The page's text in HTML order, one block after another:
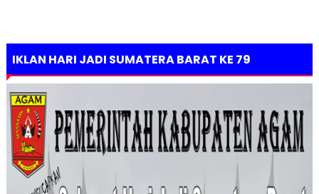
IKLAN HARI JADI SUMATERA BARAT KE 79